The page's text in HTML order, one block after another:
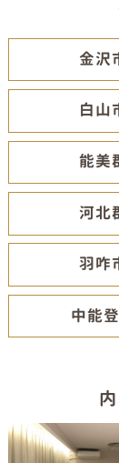
金沢
白山
能美
河北
羽咋
中能